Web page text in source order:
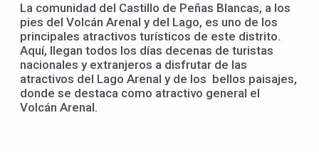
La comunidad del Castillo de Peñas Blancas, a los
pies del Volcán Arenal y del Lago, es uno de los
principales atractivos turísticos de este distrito.
Aquí, llegan todos los días decenas de turistas
nacionales y extranjeros a disfrutar de las
atractivos del Lago Arenal y de los bellos paisajes,
donde se destaca como atractivo general el
Volcán Arenal.